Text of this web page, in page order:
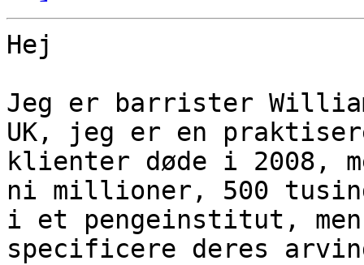
Hej
Jeg er barrister
UK, jeg er en
klienter døde i 2008,
ni millioner, 500
i et pengeinstitut,
specificere deres